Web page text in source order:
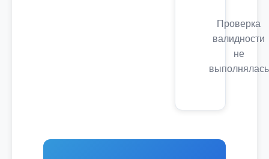
Проверка
валидности
не
выполнялась